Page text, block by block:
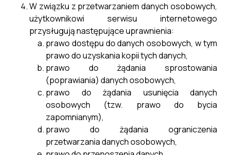
W związku z przetwarzaniem danych osobowych,
użytkownikowi serwisu internetowego
przysługują następujące uprawnienia:
prawo dostępu do danych osobowych, w tym
prawo do uzyskania kopii tych danych,
prawo do żądania sprostowania
(poprawiania) danych osobowych,
prawo do żądania usunięcia danych
osobowych (tzw. prawo do bycia
zapomnianym),
prawo do żądania ograniczenia
przetwarzania danych osobowych,